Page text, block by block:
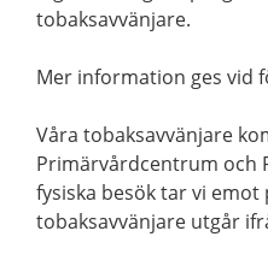
tobaksavvänjare.
Mer information ges vid
Våra tobaksavvänjare
Primärvårdcentrum och
fysiska besök tar vi
tobaksavvänjare utgår